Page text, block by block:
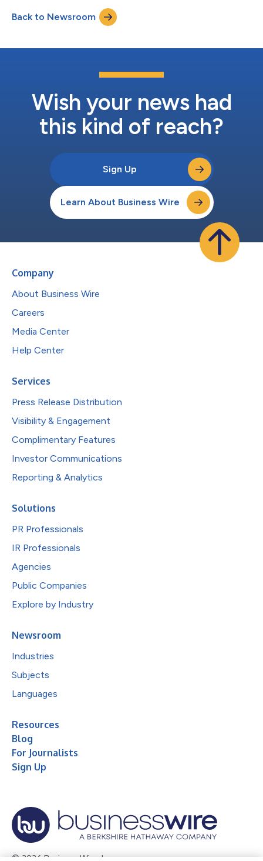
sowie die Nachfrage nach Armis Centrix™, der Cyber-Exposure-
Management-Plattform von Armis, weiter zu stärken. In der
nächsten Phase der Expansion von Armis wi...
Back to Newsroom
Wish your news had
this kind of reach?
Sign Up
Learn About Business Wire
Company
About Business Wire
Careers
Media Center
Help Center
Services
Press Release Distribution
Visibility & Engagement
Complimentary Features
Investor Communications
Reporting & Analytics
Solutions
PR Professionals
IR Professionals
Agencies
Public Companies
Explore by Industry
Newsroom
Industries
Subjects
Languages
Resources
Blog
For Journalists
Sign Up
© 2026 Business Wire, Inc.